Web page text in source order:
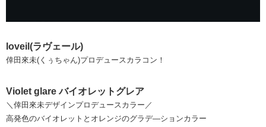
loveil(ラヴェール)
倖田來未(くぅちゃん)プロデュースカラコン！
Violet glare バイオレットグレア
＼倖田來未デザインプロデュースカラー／
高発色のバイオレットとオレンジのグラデ―ションカラー